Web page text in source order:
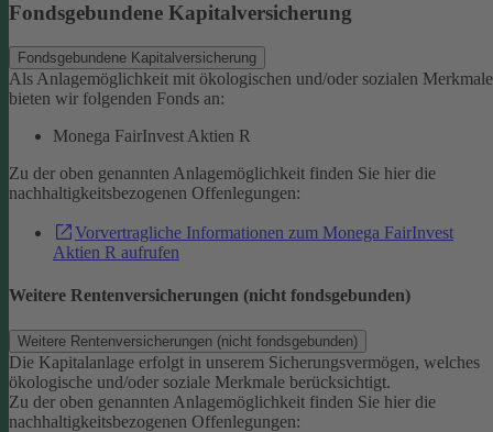
Fondsgebundene Kapitalversicherung
Fondsgebundene Kapitalversicherung
Als Anlagemöglichkeit mit ökologischen und/oder sozialen
bieten wir folgenden Fonds an:
Monega FairInvest Aktien R
Zu der oben genannten Anlagemöglichkeit finden Sie hier die
nachhaltigkeitsbezogenen Offenlegungen:
Vorvertragliche Informationen zum Monega FairInvest
Aktien R aufrufen
Weitere Rentenversicherungen (nicht fondsgebunden)
Weitere Rentenversicherungen (nicht fondsgebunden)
Die Kapitalanlage erfolgt in unserem Sicherungsvermögen, welches
ökologische und/oder soziale Merkmale berücksichtigt.
Zu der oben genannten Anlagemöglichkeit finden Sie hier die
nachhaltigkeitsbezogenen Offenlegungen: